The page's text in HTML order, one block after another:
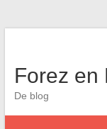
Forez en
De blog